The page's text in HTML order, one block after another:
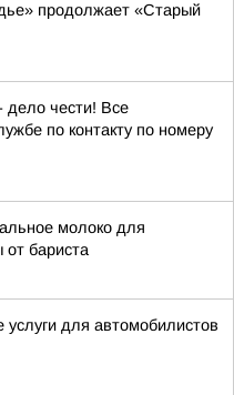
продолжает «Старый
чести! Все
по контакту по номеру
молоко для
от бариста
услуги для автомобилистов